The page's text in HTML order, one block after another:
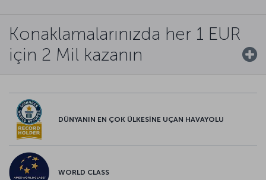
Konaklamalarınızda her 1 EUR
için 2 Mil kazanın
DÜNYANIN EN ÇOK ÜLKESİNE UÇAN HAVAYOLU
WORLD CLASS